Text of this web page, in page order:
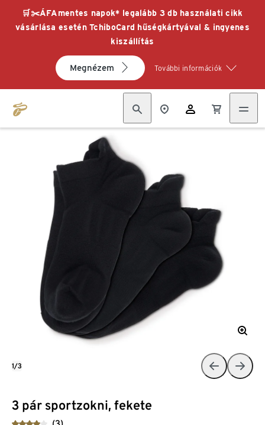
🛒✂️ÁFAmentes napok* legalább 3 db használati cikk
vásárlása esetén TchiboCard hűségkártyával & ingyenes
kiszállítás
Megnézem További információk
3 pár sportzokni, fekete
1/3